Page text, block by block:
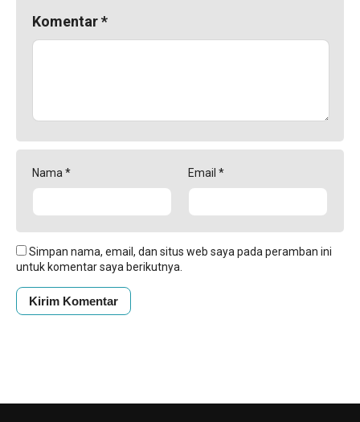
Komentar*
Nama* Email *
Simpan nama, email, dan situs web saya pada peramban ini
untuk komentar saya berikutnya.